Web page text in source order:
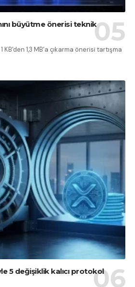
büyütme önerisi teknik
KB'den 1,3 MB'a çıkarma önerisi tartışma
5 değişiklik kalıcı protokol